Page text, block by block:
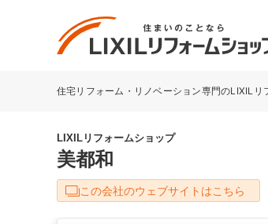
リフォーム事例を探す
キッチン
洗面化粧室
LIXILリフォームショ
住宅リフォーム・リノベーション専門のLIXILリ
LIXILリフォームショップ
美都和
この会社のウェブサイトはこちら